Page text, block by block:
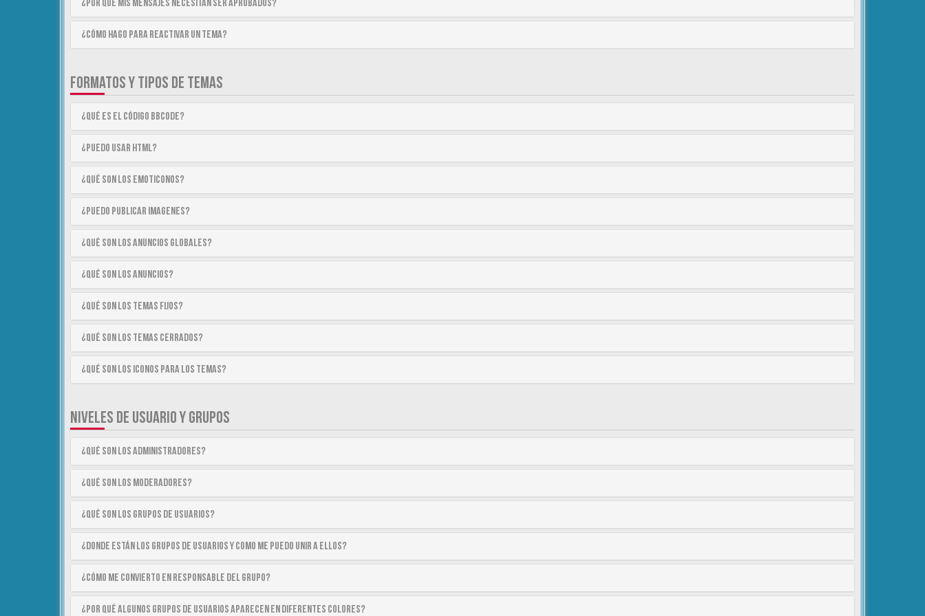
¿Por qué mis mensajes necesitan ser aprobados?
¿Cómo hago para reactivar un tema?
FORMATOS Y TIPOS DE TEMAS
¿Qué es el código BBCode?
¿Puedo usar HTML?
¿Qué son los emoticonos?
¿Puedo publicar imagenes?
¿Qué son los anuncios globales?
¿Qué son los anuncios?
¿Qué son los temas fijos?
¿Qué son los temas cerrados?
¿Qué son los iconos para los temas?
NIVELES DE USUARIO Y GRUPOS
¿Qué son los Administradores?
¿Qué son los Moderadores?
¿Qué son los Grupos de Usuarios?
¿Donde están los Grupos de Usuarios y como me puedo unir a ellos?
¿Cómo me convierto en Responsable del Grupo?
¿Por qué algunos Grupos de Usuarios aparecen en diferentes colores?